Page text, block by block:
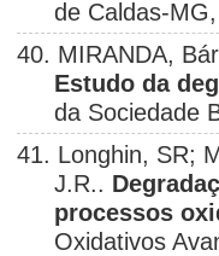
de Caldas-
40. MIRANDA,
Estudo da
da Sociedade
41. Longhin, SR;
J.R..
processos
Oxidativos